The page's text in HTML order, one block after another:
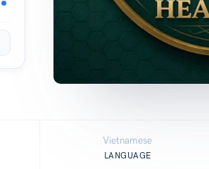
Vietnamese
LANGUAGE